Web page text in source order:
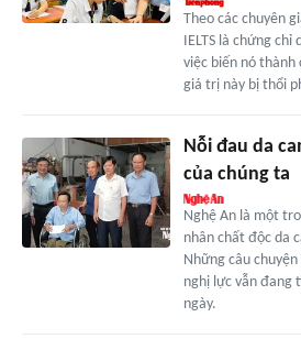
Theo các chuyên
IELTS là chứng
việc biến nó thành
giá trị này bị thổi
Nỗi đau da
của chúng ta
Nghệ An là một
nhân chất độc da
Những câu
nghị lực vẫn đang
ngày.